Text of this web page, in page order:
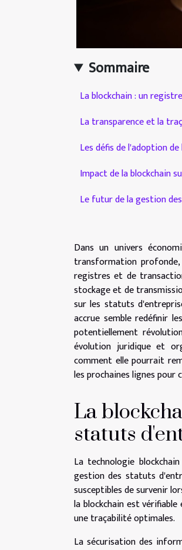
Sommaire
La blockchain : un
La transparence et la
Les défis de l'adoption
Impact de la blockchain
Le futur de la gestion
Dans un univers
transformation
registres et de
stockage et de
sur les statuts
accrue semble redéfinir
potentiellement
évolution juridique et
comment elle pourrait
les prochaines lignes
La
statuts
La technologie
gestion des statuts
susceptibles de survenir
la blockchain est
une traçabilité optimales.
La sécurisation des